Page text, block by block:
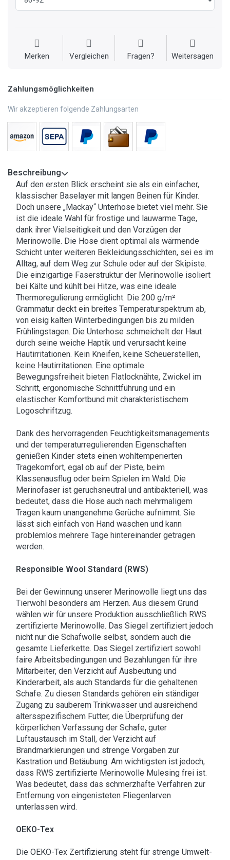
Merken Vergleichen Fragen? Weitersagen
Zahlungsmöglichkeiten
Wir akzeptieren folgende Zahlungsarten
Beschreibung
Auf den ersten Blick erscheint sie als ein einfacher,
klassischer Baselayer mit langen Beinen für Kinder.
Doch unsere „Mackay“ Unterhose bietet viel mehr. Sie
ist die ideale Wahl für frostige und lauwarme Tage,
dank ihrer Vielseitigkeit und den Vorzügen der
Merinowolle. Die Hose dient optimal als wärmende
Schicht unter weiteren Bekleidungsschichten, sei es im
Alltag, auf dem Weg zur Schule oder auf der Skipiste.
Die einzigartige Faserstruktur der Merinowolle isoliert
bei Kälte und kühlt bei Hitze, was eine ideale
Thermoregulierung ermöglicht. Die 200 g/m²
Grammatur deckt ein breites Temperaturspektrum ab,
von eisig kalten Winterbedingungen bis zu milden
Frühlingstagen. Die Unterhose schmeichelt der Haut
durch seine weiche Haptik und verursacht keine
Hautirritationen. Kein Kneifen, keine Scheuerstellen,
keine Hautirritationen. Eine optimale
Bewegungsfreiheit bieten Flatlocknähte, Zwickel im
Schritt, ergonomische Schnittführung und ein
elastischer Komfortbund mit charakteristischem
Logoschriftzug.
Dank des hervorragenden Feuchtigkeitsmanagements
und der temperaturregulierenden Eigenschaften
genießen Kinder stets einen wohltemperierten
Tragekomfort, egal ob auf der Piste, beim
Klassenausflug oder beim Spielen im Wald. Die
Merinofaser ist geruchsneutral und antibakteriell, was
bedeutet, dass die Hose auch nach mehrmaligem
Tragen kaum unangenehme Gerüche aufnimmt. Sie
lässt sich einfach von Hand waschen und kann
problemlos mehrere Tage hintereinander getragen
werden.
Responsible Wool Standard (RWS)
Bei der Gewinnung unserer Merinowolle liegt uns das
Tierwohl besonders am Herzen. Aus diesem Grund
wählen wir für unsere Produktion ausschließlich RWS
zertifizierte Merinowolle. Das Siegel zertifiziert jedoch
nicht nur die Schafwolle selbst, sondern auch die
gesamte Lieferkette. Das Siegel zertifiziert sowohl
faire Arbeitsbedingungen und Bezahlungen für ihre
Mitarbeiter, den Verzicht auf Ausbeutung und
Kinderarbeit, als auch Standards für die gehaltenen
Schafe. Zu diesen Standards gehören ein ständiger
Zugang zu sauberem Trinkwasser und ausreichend
altersspezifischem Futter, die Überprüfung der
körperlichen Verfassung der Schafe, guter
Luftaustausch im Stall, der Verzicht auf
Brandmarkierungen und strenge Vorgaben zur
Kastration und Betäubung. Am wichtigsten ist jedoch,
dass RWS zertifizierte Merinowolle Mulesing frei ist.
Was bedeutet, dass das schmerzhafte Verfahren zur
Entfernung von eingenisteten Fliegenlarven
unterlassen wird.
OEKO-Tex
Die OEKO-Tex Zertifizierung steht für strenge Umwelt-